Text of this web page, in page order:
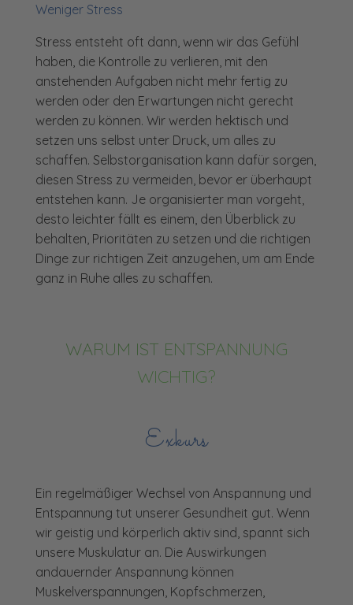
Weniger Stress
Stress entsteht oft dann, wenn wir das Gefühl
haben, die Kontrolle zu verlieren, mit den
anstehenden Aufgaben nicht mehr fertig zu
werden oder den Erwartungen nicht gerecht
werden zu können. Wir werden hektisch und
setzen uns selbst unter Druck, um alles zu
schaffen. Selbstorganisation kann dafür sorgen,
diesen Stress zu vermeiden, bevor er überhaupt
entstehen kann. Je organisierter man vorgeht,
desto leichter fällt es einem, den Überblick zu
behalten, Prioritäten zu setzen und die richtigen
Dinge zur richtigen Zeit anzugehen, um am Ende
ganz in Ruhe alles zu schaffen.
WARUM IST ENTSPANNUNG
WICHTIG?
Exkurs
Ein regelmäßiger Wechsel von Anspannung und
Entspannung tut unserer Gesundheit gut. Wenn
wir geistig und körperlich aktiv sind, spannt sich
unsere Muskulatur an. Die Auswirkungen
andauernder Anspannung können
Muskelverspannungen, Kopfschmerzen,